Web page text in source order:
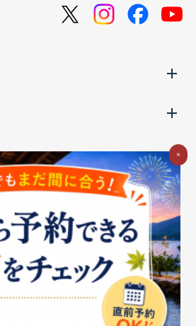
ウェブアクセシビリティの取り組み
ライバシーポータル
Cookieポリシー
記情報セキュリティ基本方針
ップ
×